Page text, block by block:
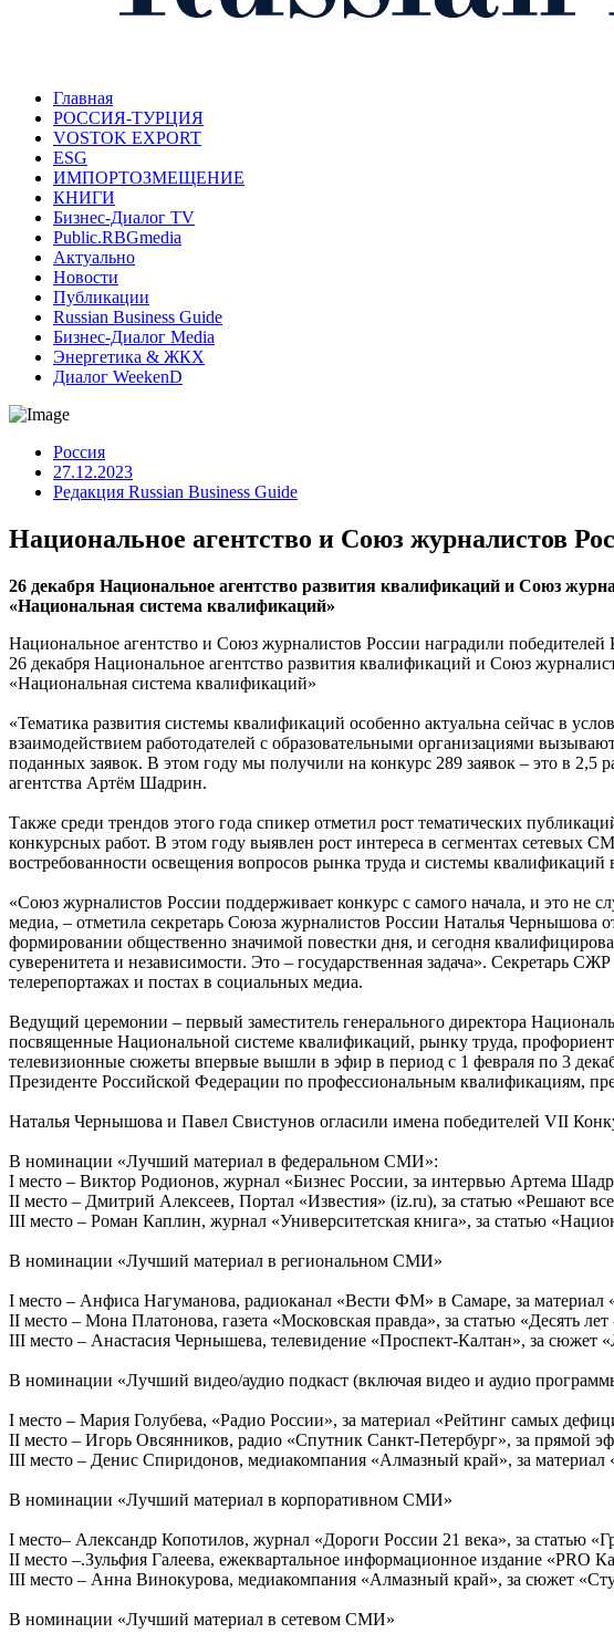
Главная
РОССИЯ-ТУРЦИЯ
VOSTOK EXPORT
ESG
ИМПОРТОЗМЕЩЕНИЕ
КНИГИ
Бизнес-Диалог TV
Public.RBGmedia
Актуально
Новости
Публикации
Russian Business Guide
Бизнес-Диалог Media
Энергетика & ЖКХ
Диалог WeekenD
Россия
27.12.2023
Редакция Russian Business Guide
Национальное агентство и Союз журналистов
26 декабря Национальное агентство развития квалификаций и Союз
«Национальная система квалификаций»
Национальное агентство и Союз журналистов России наградили
26 декабря Национальное агентство развития квалификаций и Союз
«Национальная система квалификаций»
«Тематика развития системы квалификаций особенно актуальна сейчас в
взаимодействием работодателей с образовательными организациями
поданных заявок. В этом году мы получили на конкурс 289 заявок – это в 2,5
агентства Артём Шадрин.
Также среди трендов этого года спикер отметил рост тематических
конкурсных работ. В этом году выявлен рост интереса в сегментах сетевых
востребованности освещения вопросов рынка труда и системы
«Союз журналистов России поддерживает конкурс с самого начала, и это
медиа, ‒ отметила секретарь Союза журналистов России Наталья Чернышова
формировании общественно значимой повестки дня, и сегодня
суверенитета и независимости. Это – государственная задача». Секретарь
телерепортажах и постах в социальных медиа.
Ведущий церемонии – первый заместитель генерального директора
посвященные Национальной системе квалификаций, рынку труда,
телевизионные сюжеты впервые вышли в эфир в период с 1 февраля по 3
Президенте Российской Федерации по профессиональным квалификациям,
Наталья Чернышова и Павел Свистунов огласили имена победителей VII
В номинации «Лучший материал в федеральном СМИ»:
I место – Виктор Родионов, журнал «Бизнес России, за интервью Артема
II место – Дмитрий Алексеев, Портал «Известия» (iz.ru), за статью «Решают
III место – Роман Каплин, журнал «Университетская книга», за статью
В номинации «Лучший материал в региональном СМИ»
I место – Анфиса Нагуманова, радиоканал «Вести ФМ» в Самаре, за материал
II место – Мона Платонова, газета «Московская правда», за статью «Десять
III место – Анастасия Чернышева, телевидение «Проспект-Калтан», за сюжет
В номинации «Лучший видео/аудио подкаст (включая видео и аудио
I место – Мария Голубева, «Радио России», за материал «Рейтинг самых
II место – Игорь Овсянников, радио «Спутник Санкт-Петербург», за прямой
III место – Денис Спиридонов, медиакомпания «Алмазный край», за
В номинации «Лучший материал в корпоративном СМИ»
I место– Александр Копотилов, журнал «Дороги России 21 века», за статью
II место –.Зульфия Галеева, ежеквартальное информационное издание «PRO
III место – Анна Винокурова, медиакомпания «Алмазный край», за сюжет
В номинации «Лучший материал в сетевом СМИ»